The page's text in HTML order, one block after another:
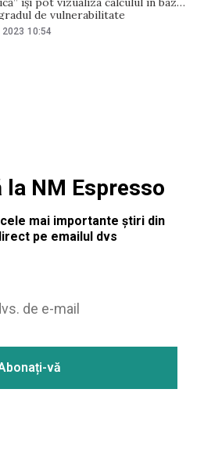
de vulnerabilitate
disponibilă începând de joi, 13
2023 10:54
NM Espresso
mai importante știri din
pe emailul dvs